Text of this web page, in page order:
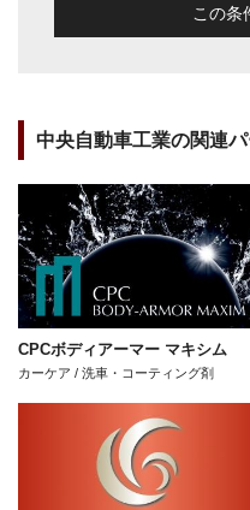
この条
中央自動車工業の関連
CPCボディアーマー マキシム
カーケア / 洗車・コーティング剤